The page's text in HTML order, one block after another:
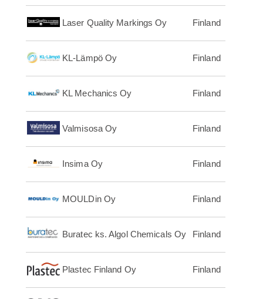
Laser Quality Markings Oy Finland
KL-Lämpö Oy Finland
KL Mechanics Oy Finland
Valmisosa Oy Finland
Insima Oy Finland
MOULDin Oy Finland
Buratec ks. Algol Chemicals Oy Finland
Plastec Finland Oy Finland